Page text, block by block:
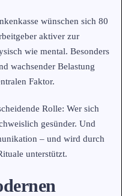
wünschen sich 80
aktiver zur
wie mental. Besonders
wachsender Belastung
Faktor.
Rolle: Wer sich
gesünder. Und
– und wird durch
unterstützt.